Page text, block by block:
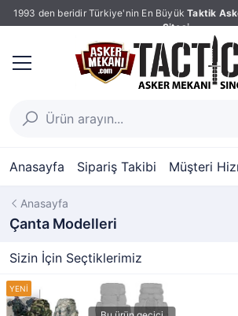
1993 den beridir Türkiye'nin En Büyük Taktik
Sitesi
Anasayfa Sipariş Takibi Müşteri
Anasayfa
Çanta Modelleri
Sizin İçin Seçtiklerimiz